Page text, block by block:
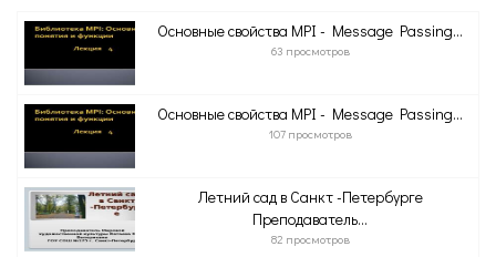
Основные свойства MPI - Message Passing...
63 просмотров
Основные свойства MPI - Message Passing...
107 просмотров
Летний сад в Санкт -Петербурге
Преподаватель...
82 просмотров